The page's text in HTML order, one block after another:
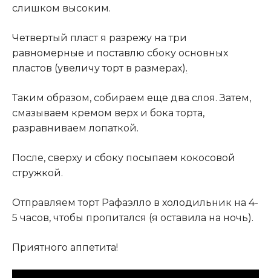
слишком высоким.
Четвертый пласт я разрежу на три
равномерные и поставлю сбоку основных
пластов (увеличу торт в размерах).
Таким образом, собираем еще два слоя. Затем,
смазываем кремом верх и бока торта,
разравниваем лопаткой.
После, сверху и сбоку посыпаем кокосовой
стружкой.
Отправляем торт Рафаэлло в холодильник на 4-
5 часов, чтобы пропитался (я оставила на ночь).
Приятного аппетита!